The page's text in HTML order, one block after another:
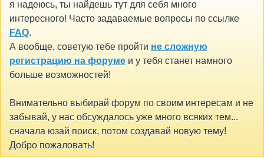
я надеюсь, ты найдешь тут для себя много
интересного! Часто задаваемые вопросы по ссылке
FAQ.
А вообще, советую тебе пройти не сложную
регистрацию на форуме и у тебя станет намного
больше возможностей!
Внимательно выбирай форум по своим интересам и не
забывай, у нас обсуждалось уже много всяких тем...
сначала юзай поиск, потом создавай новую тему!
Добро пожаловать!